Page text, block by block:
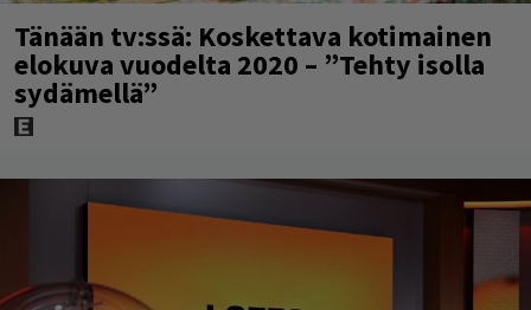
Tänään tv:ssä: Koskettava kotimainen
elokuva vuodelta 2020 – ”Tehty isolla
sydämellä”